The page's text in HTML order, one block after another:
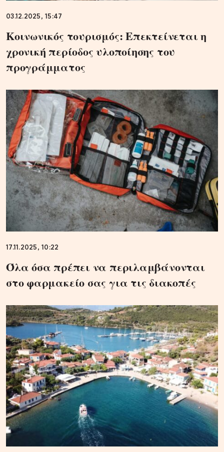
03.12.2025, 15:47
Κοινωνικός τουρισμός: Επεκτείνεται η
χρονική περίοδος υλοποίησης του
προγράμματος
17.11.2025, 10:22
Όλα όσα πρέπει να περιλαμβάνονται
στο φαρμακείο σας για τις διακοπές